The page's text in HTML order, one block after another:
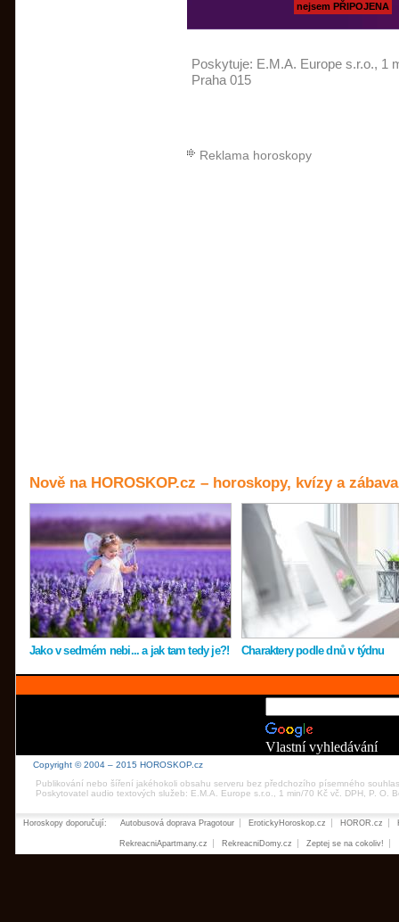
nejsem PŘIPOJENA
Poskytuje: E.M.A. Europe s.r.o., 1
Praha 015
Reklama horoskopy
Nově na HOROSKOP.cz – horoskopy, kvízy a zábava
Jako v sedmém nebi... a jak tam tedy je?! Charaktery podle dnů v týdnu
Vlastní vyhledávání
Copyright © 2004 – 2015 HOROSKOP.cz
Publikování nebo šíření jakéhokoli obsahu serveru bez předchozího písemného
Poskytovatel audio textových služeb: E.M.A. Europe s.r.o., 1 min/70 Kč vč. DPH, P. O.
Horoskopy doporučují: Autobusová doprava Pragotour ErotickyHoroskop.cz HOROR.cz
RekreacniApartmany.cz RekreacniDomy.cz Zeptej se na cokoliv!